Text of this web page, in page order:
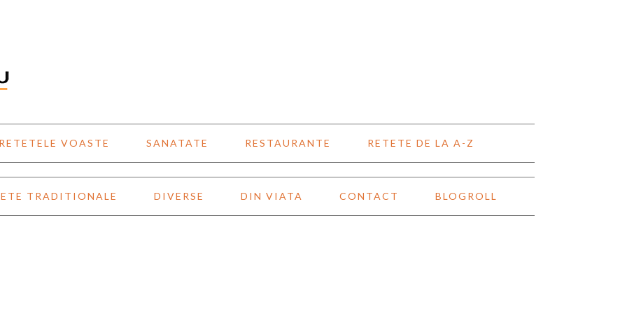
RETETELE VOASTE SANATATE RESTAURANTE RETETE DE LA A-Z
TRADITIONALE DIVERSE DIN VIATA CONTACT BLOGROLL